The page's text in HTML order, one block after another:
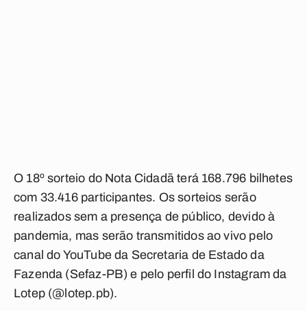
O 18º sorteio do Nota Cidadã terá 168.796 bilhetes
com 33.416 participantes. Os sorteios serão
realizados sem a presença de público, devido à
pandemia, mas serão transmitidos ao vivo pelo
canal do YouTube da Secretaria de Estado da
Fazenda (Sefaz-PB) e pelo perfil do Instagram da
Lotep (@lotep.pb).